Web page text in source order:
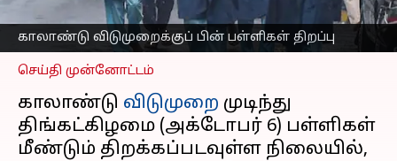
காலாண்டு விடுமுறைக்குப் பின் பள்ளிகள் திறப்பு
எழுதியவர் Sekar Chinnappan Oct 05, 2025
செய்தி முன்னோட்டம்
காலாண்டு விடுமுறை முடிந்து
திங்கட்கிழமை (அக்டோபர் 6) பள்ளிகள்
மீண்டும் திறக்கப்படவுள்ள நிலையில்,